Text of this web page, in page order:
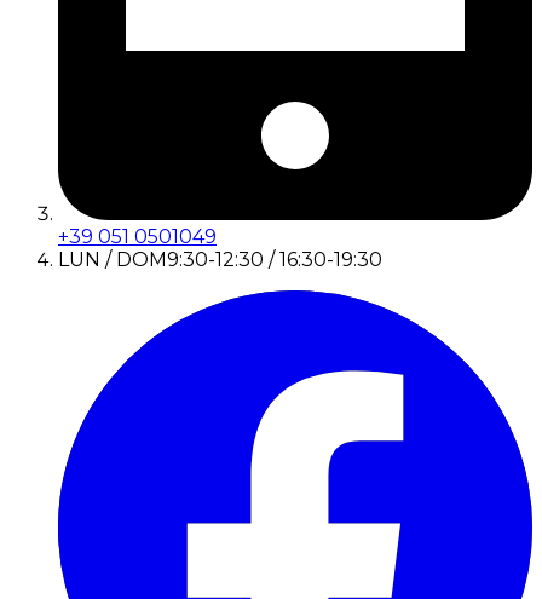
+39 051 0501049
LUN / DOM9:30-12:30 / 16:30-19:30